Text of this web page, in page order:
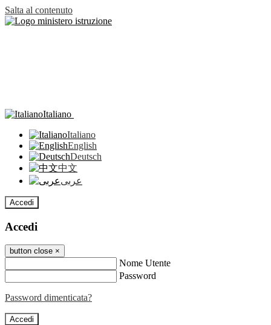
Salta al contenuto
Italiano
Italiano
English
Deutsch
中文
عربى
Accedi
Accedi
button close ×
Nome Utente
Password
Password dimenticata?